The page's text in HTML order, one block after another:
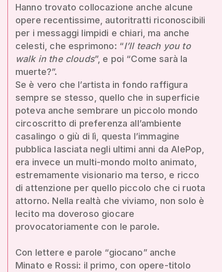
Hanno trovato collocazione anche alcune
opere recentissime, autoritratti riconoscibili
per i messaggi limpidi e chiari, ma anche
celesti, che esprimono: “I’ll teach you to
walk in the clouds”, e poi “Come sarà la
muerte?”.
Se è vero che l’artista in fondo raffigura
sempre se stesso, quello che in superficie
poteva anche sembrare un piccolo mondo
circoscritto di preferenza all’ambiente
casalingo o giù di lì, questa l’immagine
pubblica lasciata negli ultimi anni da AlePop,
era invece un multi-mondo molto animato,
estremamente visionario ma terso, e ricco
di attenzione per quello piccolo che ci ruota
attorno. Nella realtà che viviamo, non solo è
lecito ma doveroso giocare
provocatoriamente con le parole.
Con lettere e parole “giocano” anche
Minato e Rossi: il primo, con opere-titolo